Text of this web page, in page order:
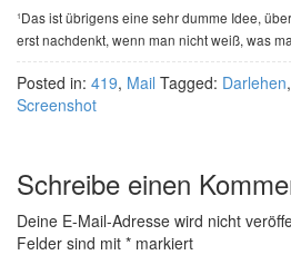
¹Das ist übrigens eine sehr dumme Idee,
erst nachdenkt, wenn man nicht weiß, was
Posted in: 419, Mail Tagged: Darlehen,
Screenshot
Schreibe einen
Deine E-Mail-Adresse wird nicht
Felder sind mit * markiert